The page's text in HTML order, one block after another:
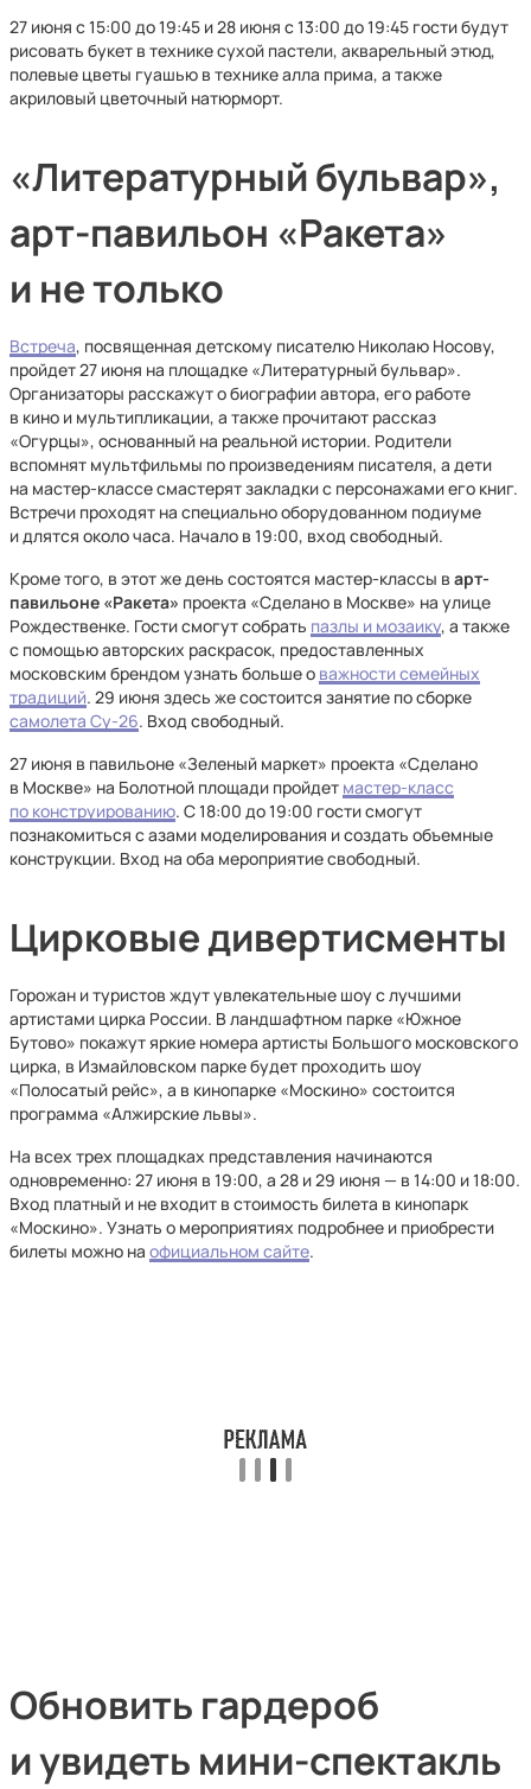
27 июня с 15:00 до 19:45 и 28 июня с 13:00 до 19:45 гости будут
рисовать букет в технике сухой пастели, акварельный этюд,
полевые цветы гуашью в технике алла прима, а также
акриловый цветочный натюрморт.
«Литературный бульвар»,
арт-павильон «Ракета»
и не только
Встреча, посвященная детскому писателю Николаю Носову,
пройдет 27 июня на площадке «Литературный бульвар».
Организаторы расскажут о биографии автора, его работе
в кино и мультипликации, а также прочитают рассказ
«Огурцы», основанный на реальной истории. Родители
вспомнят мультфильмы по произведениям писателя, а дети
на мастер-классе смастерят закладки с персонажами его книг.
Встречи проходят на специально оборудованном подиуме
и длятся около часа. Начало в 19:00, вход свободный.
Кроме того, в этот же день состоятся мастер-классы в арт-
павильоне «Ракета» проекта «Сделано в Москве» на улице
Рождественке. Гости смогут собрать пазлы и мозаику, а также
с помощью авторских раскрасок, предоставленных
московским брендом узнать больше о важности семейных
традиций. 29 июня здесь же состоится занятие по сборке
самолета Су-26. Вход свободный.
27 июня в павильоне «Зеленый маркет» проекта «Сделано
в Москве» на Болотной площади пройдет мастер-класс
по конструированию. С 18:00 до 19:00 гости смогут
познакомиться с азами моделирования и создать объемные
конструкции. Вход на оба мероприятие свободный.
Цирковые дивертисменты
Горожан и туристов ждут увлекательные шоу с лучшими
артистами цирка России. В ландшафтном парке «Южное
Бутово» покажут яркие номера артисты Большого московского
цирка, в Измайловском парке будет проходить шоу
«Полосатый рейс», а в кинопарке «Москино» состоится
программа «Алжирские львы».
На всех трех площадках представления начинаются
одновременно: 27 июня в 19:00, а 28 и 29 июня — в 14:00 и 18:00.
Вход платный и не входит в стоимость билета в кинопарк
«Москино». Узнать о мероприятиях подробнее и приобрести
билеты можно на официальном сайте.
Обновить гардероб
и увидеть мини-спектакль